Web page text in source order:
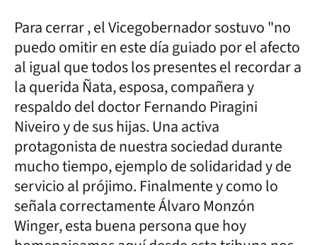
Para cerrar , el Vicegobernador sostuvo "no
puedo omitir en este día guiado por el afecto
al igual que todos los presentes el recordar a
la querida Ñata, esposa, compañera y
respaldo del doctor Fernando Piragini
Niveiro y de sus hijas. Una activa
protagonista de nuestra sociedad durante
mucho tiempo, ejemplo de solidaridad y de
servicio al prójimo. Finalmente y como lo
señala correctamente Álvaro Monzón
Winger, esta buena persona que hoy